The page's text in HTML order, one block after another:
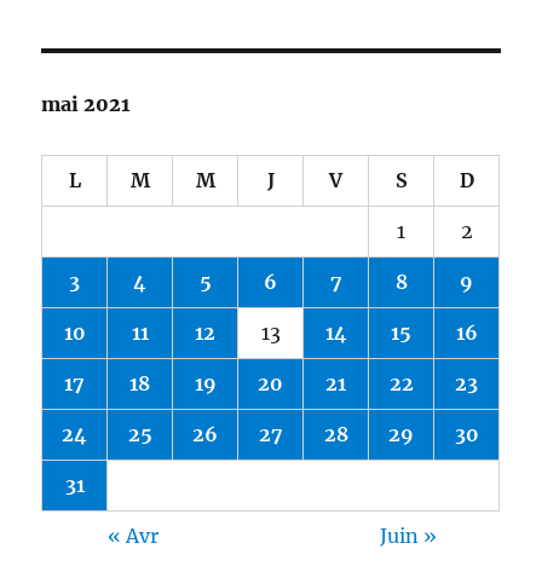
mai 2021
L M M J V S D
1 2
3 4 5 6 7 8 9
10 11 12 13 14 15 16
17 18 19 20 21 22 23
24 25 26 27 28 29 30
31
« Avr Juin »